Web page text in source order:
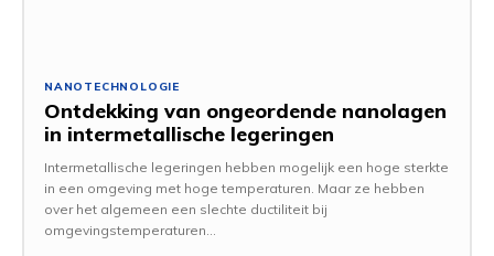
NANOTECHNOLOGIE
Ontdekking van ongeordende nanolagen
in intermetallische legeringen
Intermetallische legeringen hebben mogelijk een hoge sterkte
in een omgeving met hoge temperaturen. Maar ze hebben
over het algemeen een slechte ductiliteit bij
omgevingstemperaturen...